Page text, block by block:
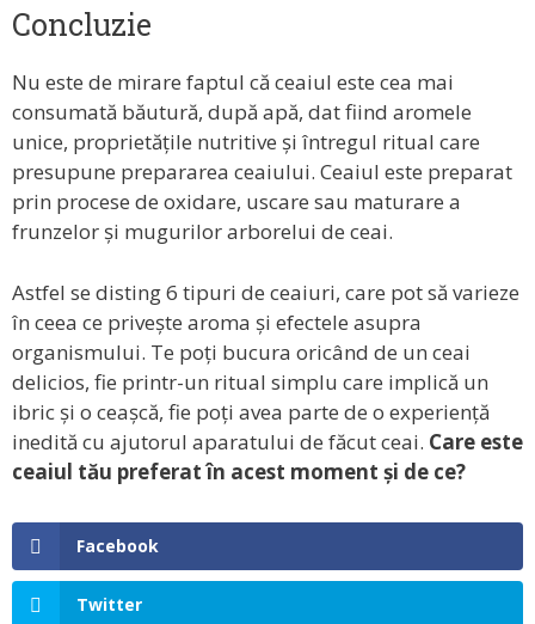
Concluzie
Nu este de mirare faptul că ceaiul este cea mai
consumată băutură, după apă, dat fiind aromele
unice, proprietățile nutritive și întregul ritual care
presupune prepararea ceaiului. Ceaiul este preparat
prin procese de oxidare, uscare sau maturare a
frunzelor și mugurilor arborelui de ceai.
Astfel se disting 6 tipuri de ceaiuri, care pot să varieze
în ceea ce privește aroma și efectele asupra
organismului. Te poți bucura oricând de un ceai
delicios, fie printr-un ritual simplu care implică un
ibric și o ceașcă, fie poți avea parte de o experiență
inedită cu ajutorul aparatului de făcut ceai. Care este
ceaiul tău preferat în acest moment și de ce?
Facebook
Twitter